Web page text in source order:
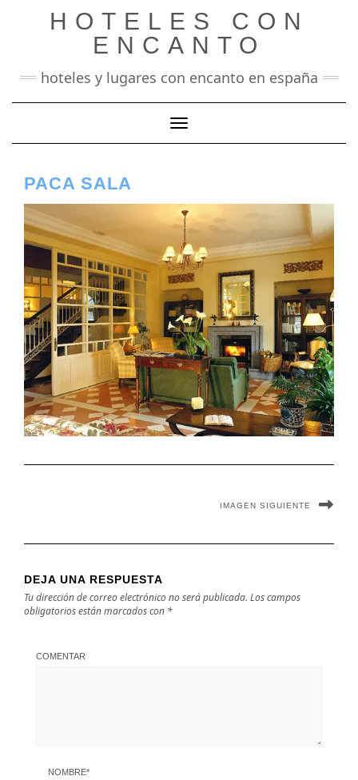
HOTELES CON
ENCANTO
hoteles y lugares con encanto en españa
Cambiar modo de navegación
PACA SALA
IMAGEN SIGUIENTE
DEJA UNA RESPUESTA
Tu dirección de correo electrónico no será publicada. Los campos
obligatorios están marcados con *
COMENTAR
NOMBRE*